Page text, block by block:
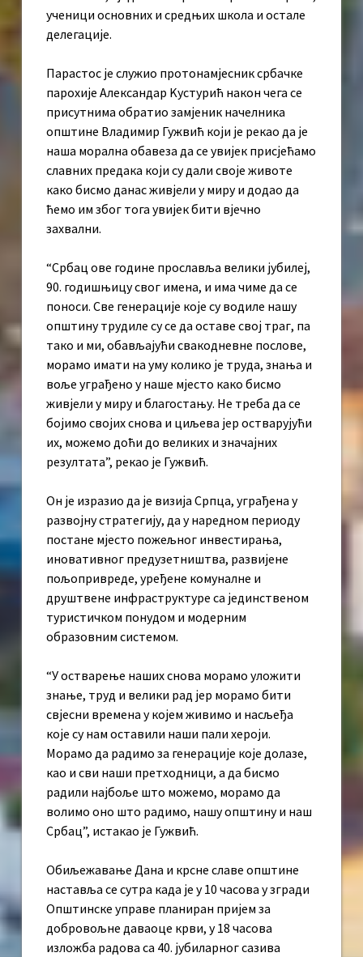
ученици основних и средњих школа и остале
делегације.
Парастос је служио протонамјесник србачке
парохије Александар Kустурић након чега се
присутнима обратио замјеник начелника
општине Владимир Гужвић који је рекао да је
наша морална обавеза да се увијек присјећамо
славних предака који су дали своје животе
како бисмо данас живјели у миру и додао да
ћемо им због тога увијек бити вјечно
захвални.
“Србац ове године прославља велики јубилеј,
90. годишњицу свог имена, и има чиме да се
поноси. Све генерације које су водиле нашу
општину трудиле су се да оставе свој траг, па
тако и ми, обављајући свакодневне послове,
морамо имати на уму колико је труда, знања и
воље уграђено у наше мјесто како бисмо
живјели у миру и благостању. Не треба да се
бојимо својих снова и циљева јер остварујући
их, можемо доћи до великих и значајних
резултата”, рекао је Гужвић.
Он је изразио да је визија Српца, уграђена у
развојну стратегију, да у наредном периоду
постане мјесто пожељног инвестирања,
иновативног предузетништва, развијене
пољопривреде, уређене комуналне и
друштвене инфраструктуре са јединственом
туристичком понудом и модерним
образовним системом.
“У остварење наших снова морамо уложити
знање, труд и велики рад јер морамо бити
свјесни времена у којем живимо и насљеђа
које су нам оставили наши пали хероји.
Морамо да радимо за генерације које долазе,
као и сви наши претходници, а да бисмо
радили најбоље што можемо, морамо да
волимо оно што радимо, нашу општину и наш
Србац”, истакао је Гужвић.
Обиљежавање Дана и крсне славе општине
наставља се сутра када је у 10 часова у згради
Општинске управе планиран пријем за
добровољне даваоце крви, у 18 часова
изложба радова са 40. јубиларног сазива